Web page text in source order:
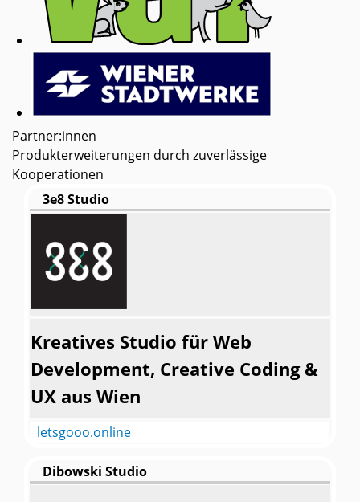
Partner:innen
Produkterweiterungen durch zuverlässige
Kooperationen
3e8 Studio
Kreatives Studio für Web
Development, Creative Coding &
UX aus Wien
letsgooo.online
Dibowski Studio